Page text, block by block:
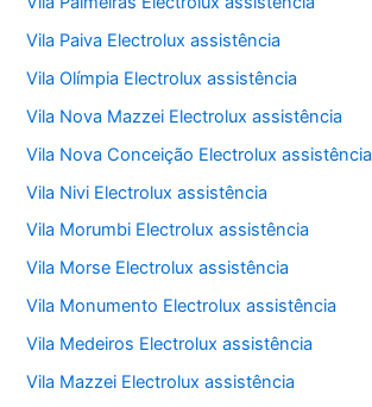
Vila Paiva Electrolux assistência
Vila Olímpia Electrolux assistência
Vila Nova Mazzei Electrolux assistência
Vila Nova Conceição Electrolux assistência
Vila Nivi Electrolux assistência
Vila Morumbi Electrolux assistência
Vila Morse Electrolux assistência
Vila Monumento Electrolux assistência
Vila Medeiros Electrolux assistência
Vila Mazzei Electrolux assistência